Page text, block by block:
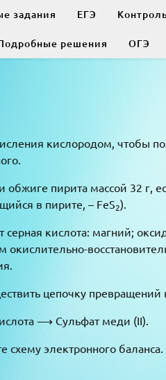
задания ЕГЭ
решения ОГЭ
кислородом, чтобы
пирита массой 32 г,
в пирите, – FeS2).
кислота: магний;
цепочку превращений
⟶ Сульфат меди (II).
схему электронного баланса.